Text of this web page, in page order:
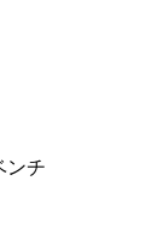
ンチ